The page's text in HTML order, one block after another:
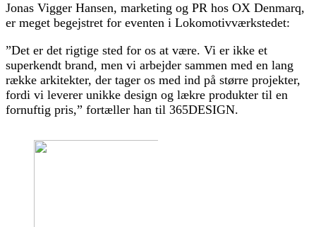
Jonas Vigger Hansen, marketing og PR hos OX Denmarq,
er meget begejstret for eventen i Lokomotivværkstedet:
”Det er det rigtige sted for os at være. Vi er ikke et
superkendt brand, men vi arbejder sammen med en lang
række arkitekter, der tager os med ind på større projekter,
fordi vi leverer unikke design og lækre produkter til en
fornuftig pris,” fortæller han til 365DESIGN.